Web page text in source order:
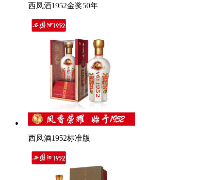
西凤酒1952金奖50年
西凤酒1952标准版